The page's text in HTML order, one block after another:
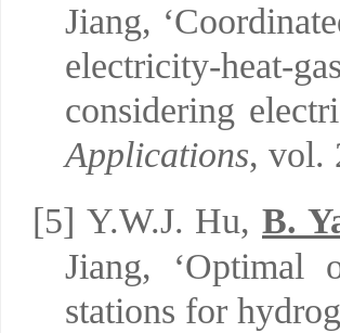
Jiang,
electricity-
considering
Applications, vol.
[5] Y.W.J. Hu,B.
Jiang, ‘Optimal
stations for